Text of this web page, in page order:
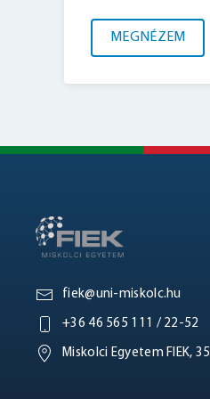
MEGNÉZEM
fiek@uni-miskolc.hu
+36 46 565 111 / 22-52
Miskolci Egyetem FIEK,